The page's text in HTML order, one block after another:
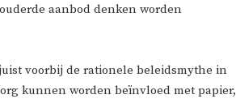
aanbod denken worden
voorbij de rationele beleidsmythe in
kunnen worden beïnvloed met papier,